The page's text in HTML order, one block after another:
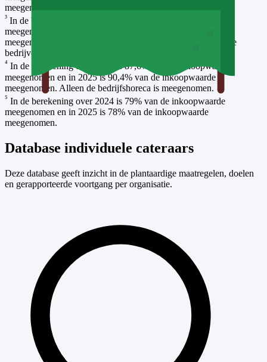
meegenomen.
³ In de berekening over 2024 is 82,9% van de inkoopwaarde
meegenomen en in 2025 is 83,6% van de inkoopwaarde
meegenomen. Alle catering exclusief banqueting door externe
bedrijven is meegenomen.
⁴ In de berekening over 2024 is 87,6% van de inkoopwaarde
meegenomen en in 2025 is 90,4% van de inkoopwaarde
meegenomen. Alleen de bedrijfshoreca is meegenomen.
⁵ In de berekening over 2024 is 79% van de inkoopwaarde
meegenomen en in 2025 is 78% van de inkoopwaarde
meegenomen.
Database individuele cateraars
Deze database geeft inzicht in de plantaardige maatregelen, doelen
en gerapporteerde voortgang per organisatie.